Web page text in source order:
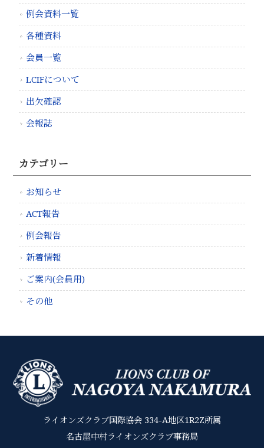
例会資料一覧
各種資料
会員一覧
LCIFについて
出欠確認
会報誌
カテゴリー
お知らせ
ACT報告
例会報告
新着情報
ご案内(会員用)
その他
ライオンズクラブ国際協会 334-A地区1R2Z所属
名古屋中村ライオンズクラブ事務局